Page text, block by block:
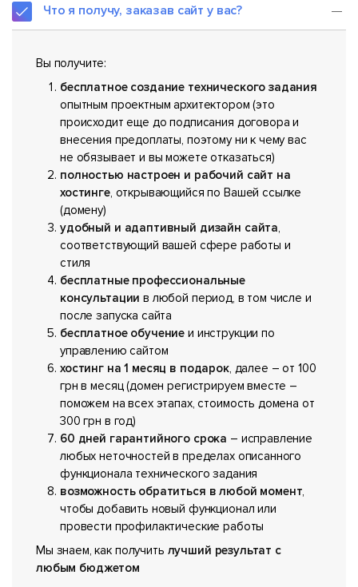
Что я получу, заказав сайт у вас?
Вы получите:
бесплатное создание технического задания
опытным проектным архитектором (это
происходит еще до подписания договора и
внесения предоплаты, поэтому ни к чему вас
не обязывает и вы можете отказаться)
полностью настроен и рабочий сайт на
хостинге, открывающийся по Вашей ссылке
(домену)
удобный и адаптивный дизайн сайта,
соответствующий вашей сфере работы и
стиля
бесплатные профессиональные
консультации в любой период, в том числе и
после запуска сайта
бесплатное обучение и инструкции по
управлению сайтом
хостинг на 1 месяц в подарок, далее – от 100
грн в месяц (домен регистрируем вместе –
поможем на всех этапах, стоимость домена от
300 грн в год)
60 дней гарантийного срока – исправление
любых неточностей в пределах описанного
функционала технического задания
возможность обратиться в любой момент,
чтобы добавить новый функционал или
провести профилактические работы
Мы знаем, как получить лучший результат с
любым бюджетом